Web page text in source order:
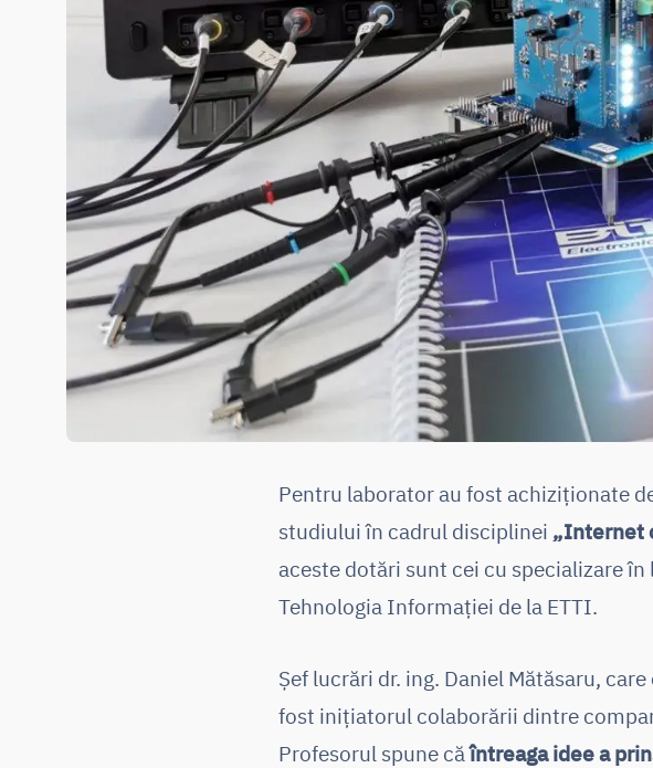
Pentru laborator au fost achiziționate
studiului în cadrul disciplinei „Internet
aceste dotări sunt cei cu specializare
Tehnologia Informației de la ETTI.
Șef lucrări dr. ing. Daniel Mătăsaru,
fost inițiatorul colaborării dintre
Profesorul spune căîntreaga idee a